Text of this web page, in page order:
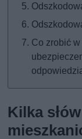
Co zrobić
Kilka